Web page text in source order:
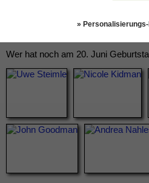
Wer hat noch am 20. Juni
»